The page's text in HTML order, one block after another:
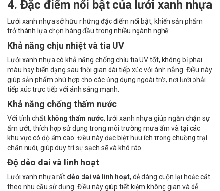
4. Đặc điểm nổi bật của lưới xanh nhựa
Lưới xanh nhựa sở hữu những đặc điểm nổi bật, khiến sản phẩm
trở thành lựa chọn hàng đầu trong nhiều ngành nghề:
Khả năng chịu nhiệt và tia UV
Lưới xanh nhựa có khả năng chống chịu tia UV tốt, không bị phai
màu hay biến dạng sau thời gian dài tiếp xúc với ánh nắng. Điều này
giúp sản phẩm phù hợp cho các ứng dụng ngoài trời, nơi lưới phải
tiếp xúc trực tiếp với ánh sáng mạnh.
Khả năng chống thấm nước
Với tính chất không thấm nước, lưới xanh nhựa giúp ngăn chặn sự
ẩm ướt, thích hợp sử dụng trong môi trường mưa ẩm và tại các
khu vực có độ ẩm cao. Điều này đặc biệt hữu ích trong chuồng trại
chăn nuôi, giúp duy trì sự sạch sẽ và khô ráo.
Độ dẻo dai và linh hoạt
Lưới xanh nhựa rất dẻo dai và linh hoạt, dễ dàng cuộn lại hoặc cắt
theo nhu cầu sử dụng. Điều này giúp tiết kiệm không gian và dễ